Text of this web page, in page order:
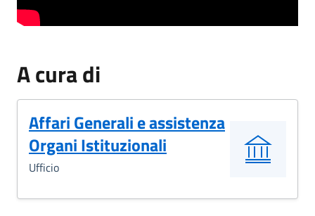
A cura di
Affari Generali e assistenza
Organi Istituzionali
Ufficio